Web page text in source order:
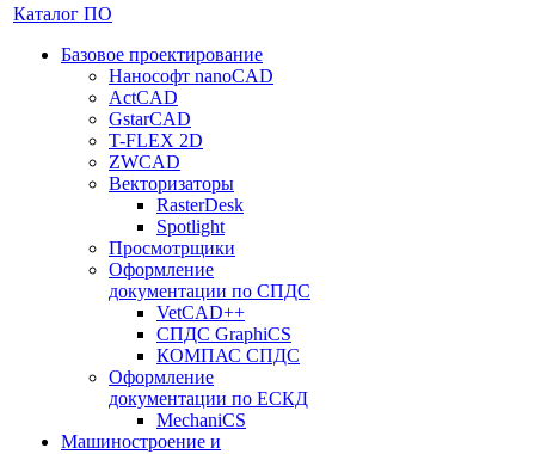
Каталог ПО
Базовое проектирование
Нанософт nanoCAD
ActCAD
GstarCAD
T-FLEX 2D
ZWCAD
Векторизаторы
RasterDesk
Spotlight
Просмотрщики
Оформление
документации по СПДС
VetCAD++
СПДС GraphiCS
КОМПАС СПДС
Оформление
документации по ЕСКД
MechaniCS
Машиностроение и